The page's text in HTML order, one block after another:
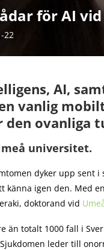
för AI
22
AI,
vanlig
ovanliga
universitet.
dyker upp sent
igen den. Med
doktorand vid
än totalt 1000 fall i
leder till